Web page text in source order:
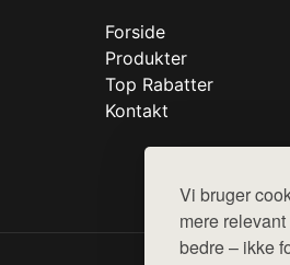
Vi bruger
mere
bedre – ikke
Forside
Produkter
Top Rabatter
Kontakt